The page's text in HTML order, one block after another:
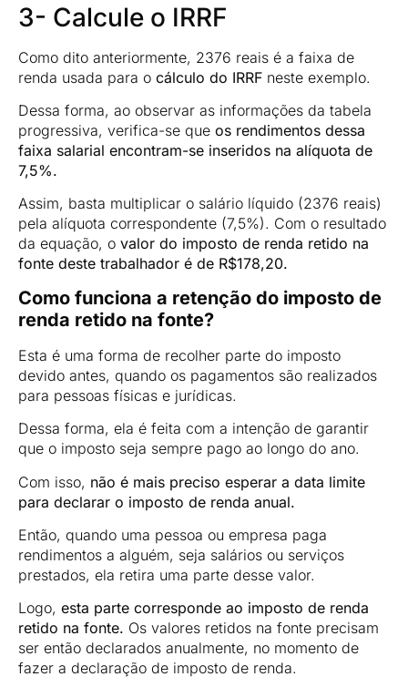
3- Calcule o IRRF
Como dito anteriormente, 2376 reais é a faixa de
renda usada para o cálculo do IRRF neste exemplo.
Dessa forma, ao observar as informações da tabela
progressiva, verifica-se que os rendimentos dessa
faixa salarial encontram-se inseridos na alíquota de
7,5%.
Assim, basta multiplicar o salário líquido (2376 reais)
pela alíquota correspondente (7,5%). Com o resultado
da equação, o valor do imposto de renda retido na
fonte deste trabalhador é de R$178,20.
Como funciona a retenção do imposto de
renda retido na fonte?
Esta é uma forma de recolher parte do imposto
devido antes, quando os pagamentos são realizados
para pessoas físicas e jurídicas.
Dessa forma, ela é feita com a intenção de garantir
que o imposto seja sempre pago ao longo do ano.
Com isso, não é mais preciso esperar a data limite
para declarar o imposto de renda anual.
Então, quando uma pessoa ou empresa paga
rendimentos a alguém, seja salários ou serviços
prestados, ela retira uma parte desse valor.
Logo, esta parte corresponde ao imposto de renda
retido na fonte. Os valores retidos na fonte precisam
ser então declarados anualmente, no momento de
fazer a declaração de imposto de renda.